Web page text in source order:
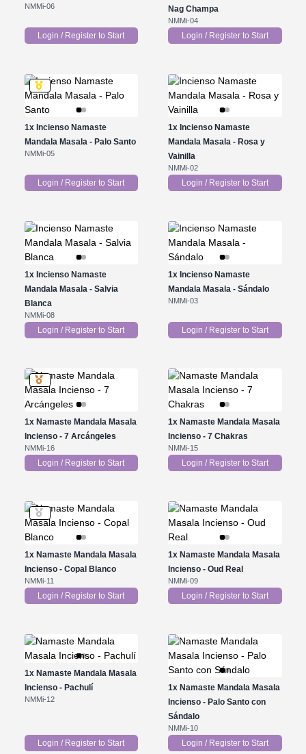
NMMi-06
Login / Register to Start
Nag Champa
NMMi-04
Login / Register to Start
1xIncienso Namaste
Mandala Masala - Palo Santo
NMMi-05
Login / Register to Start
1x Incienso Namaste
Mandala Masala - Rosa y
Vainilla
NMMi-02
Login / Register to Start
1xIncienso Namaste
Mandala Masala - Salvia
Blanca
NMMi-08
Login / Register to Start
1x Incienso Namaste
Mandala Masala - Sándalo
NMMi-03
Login / Register to Start
1xNamaste Mandala Masala
Incienso - 7 Arcángeles
NMMi-16
Login / Register to Start
1x Namaste Mandala Masala
Incienso - 7 Chakras
NMMi-15
Login / Register to Start
1xNamaste Mandala Masala
Incienso - Copal Blanco
NMMi-11
Login / Register to Start
1x Namaste Mandala Masala
Incienso - Oud Real
NMMi-09
Login / Register to Start
1xNamaste Mandala Masala
Incienso - Pachulí
NMMi-12
Login / Register to Start
1x Namaste Mandala Masala
Incienso - Palo Santo con
Sándalo
NMMi-10
Login / Register to Start